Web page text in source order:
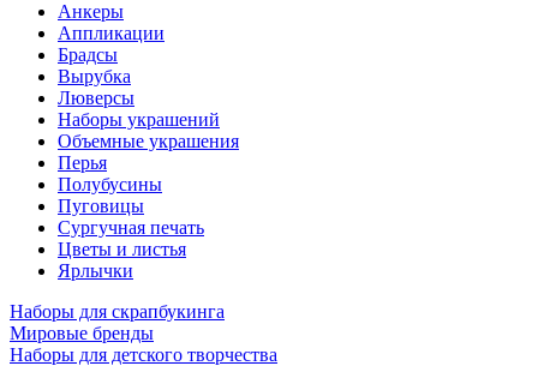
Анкеры
Аппликации
Брадсы
Вырубка
Люверсы
Наборы украшений
Объемные украшения
Перья
Полубусины
Пуговицы
Сургучная печать
Цветы и листья
Ярлычки
Наборы для скрапбукинга
Мировые бренды
Наборы для детского творчества